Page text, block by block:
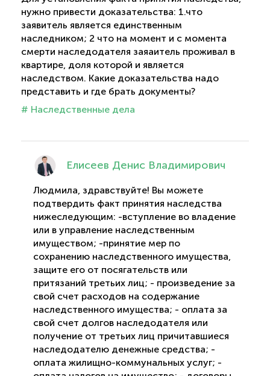
нужно привести доказательства: 1.что
заявитель является единственным
наследником; 2 что на момент и с момента
смерти наследодателя заяаитель проживал в
квартире, доля которой и является
наследством. Какие доказательства надо
представить и где брать документы?
# Наследственные дела
Елисеев Денис Владимирович
Людмила, здравствуйте! Вы можете
подтвердить факт принятия наследства
нижеследующим: -вступление во владение
или в управление наследственным
имуществом; -принятие мер по
сохранению наследственного имущества,
защите его от посягательств или
притязаний третьих лиц; - произведение за
свой счет расходов на содержание
наследственного имущества; - оплата за
свой счет долгов наследодателя или
получение от третьих лиц причитавшиеся
наследодателю денежные средства; -
оплата жилищно-коммунальных услуг; -